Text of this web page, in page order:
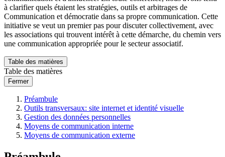
à clarifier quels étaient les stratégies, outils et arbitrages de
Communication et démocratie dans sa propre communication. Cette
initiative se veut un premier pas pour discuter collectivement, avec
les associations qui trouvent intérêt à cette démarche, du chemin vers
une communication appropriée pour le secteur associatif.
Table des matières
Table des matières
Fermer
Préambule
Outils transversaux: site internet et identité visuelle
Gestion des données personnelles
Moyens de communication interne
Moyens de communication externe